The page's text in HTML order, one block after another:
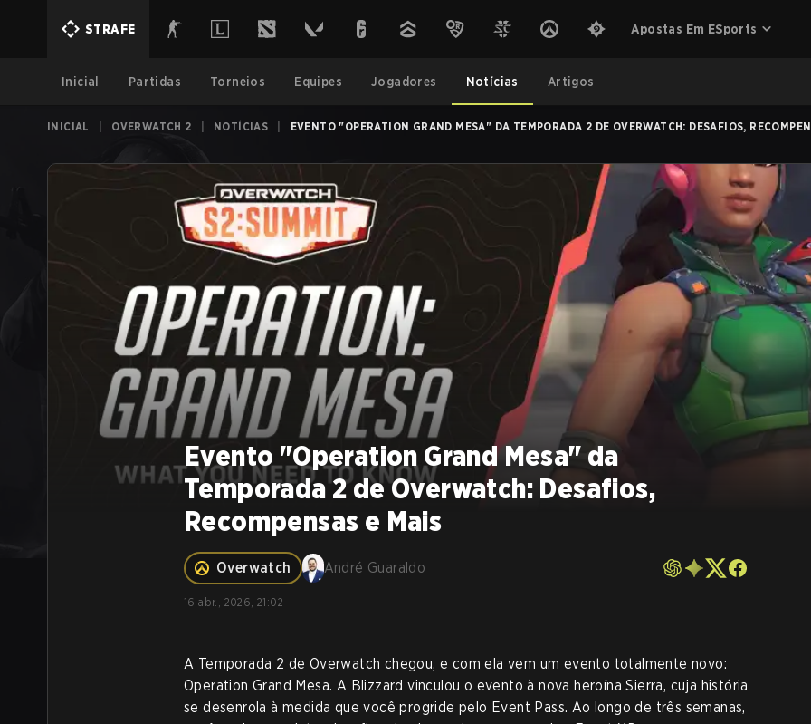
STRAFE Apostas Em ESports
Inicial Partidas Torneios Equipes Jogadores Notícias Artigos
INICIAL OVERWATCH 2 NOTÍCIAS EVENTO "OPERATION GRAND MESA" DA TEMPORADA 2 DE OVERWATCH: DESAFIOS,
Evento "Operation Grand Mesa" da
Temporada 2 de Overwatch: Desafios,
Recompensas e Mais
Overwatch André Guaraldo
16 abr., 2026, 21:02
A Temporada 2 de Overwatch chegou, e com ela vem um evento totalmente novo:
Operation Grand Mesa. A Blizzard vinculou o evento à nova heroína Sierra, cuja história
se desenrola à medida que você progride pelo Event Pass. Ao longo de três semanas,